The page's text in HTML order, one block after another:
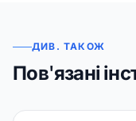
ДИВ. ТАКОЖ
Пов'язані